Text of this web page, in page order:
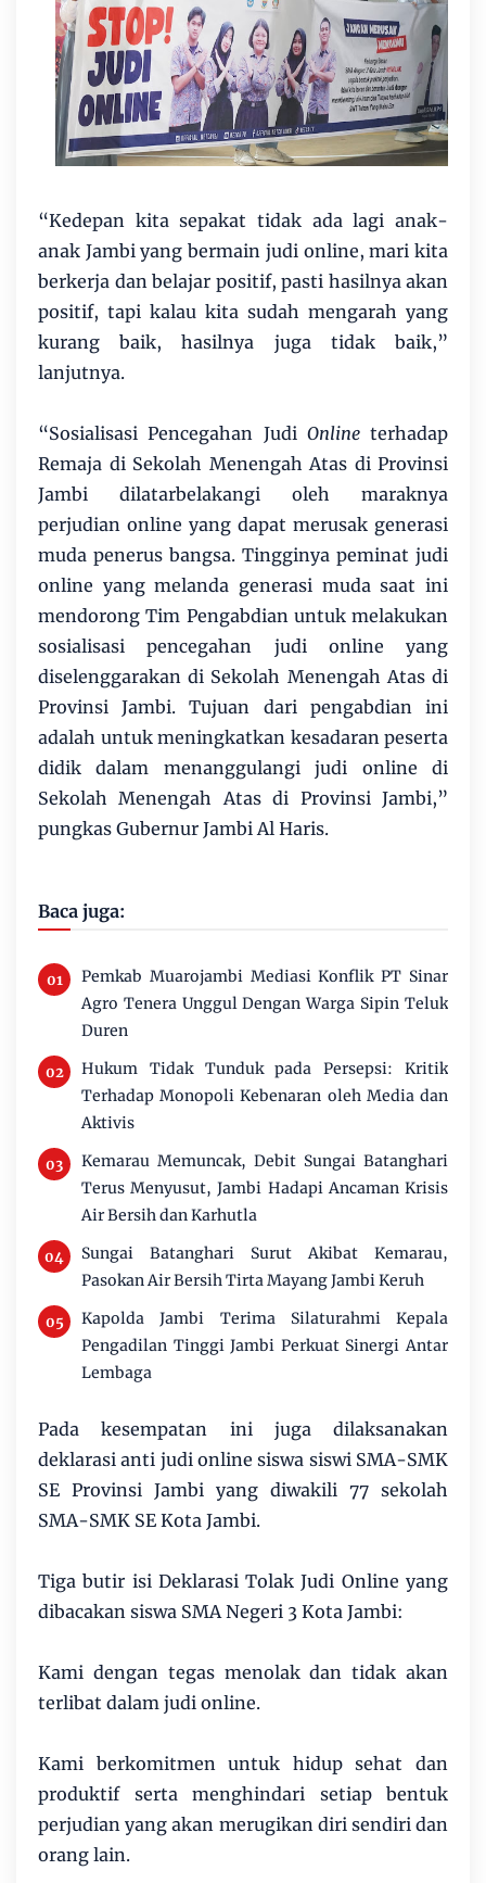
“Kedepan kita sepakat tidak ada lagi anak-
anak Jambi yang bermain judi online, mari kita
berkerja dan belajar positif, pasti hasilnya akan
positif, tapi kalau kita sudah mengarah yang
kurang baik, hasilnya juga tidak baik,”
lanjutnya.
“Sosialisasi Pencegahan JudiOnline terhadap
Remaja di Sekolah Menengah Atas di Provinsi
Jambi dilatarbelakangi oleh maraknya
perjudian online yang dapat merusak generasi
muda penerus bangsa. Tingginya peminat judi
online yang melanda generasi muda saat ini
mendorong Tim Pengabdian untuk melakukan
sosialisasi pencegahan judi online yang
diselenggarakan di Sekolah Menengah Atas di
Provinsi Jambi. Tujuan dari pengabdian ini
adalah untuk meningkatkan kesadaran peserta
didik dalam menanggulangi judi online di
Sekolah Menengah Atas di Provinsi Jambi,”
pungkas Gubernur Jambi Al Haris.
Baca juga:
Pemkab Muarojambi Mediasi Konflik PT Sinar
Agro Tenera Unggul Dengan Warga Sipin Teluk
Duren
Hukum Tidak Tunduk pada Persepsi: Kritik
Terhadap Monopoli Kebenaran oleh Media dan
Aktivis
Kemarau Memuncak, Debit Sungai Batanghari
Terus Menyusut, Jambi Hadapi Ancaman Krisis
Air Bersih dan Karhutla
Sungai Batanghari Surut Akibat Kemarau,
Pasokan Air Bersih Tirta Mayang Jambi Keruh
Kapolda Jambi Terima Silaturahmi Kepala
Pengadilan Tinggi Jambi Perkuat Sinergi Antar
Lembaga
Pada kesempatan ini juga dilaksanakan
deklarasi anti judi online siswa siswi SMA-SMK
SE Provinsi Jambi yang diwakili 77 sekolah
SMA-SMK SE Kota Jambi.
Tiga butir isi Deklarasi Tolak Judi Online yang
dibacakan siswa SMA Negeri 3 Kota Jambi:
Kami dengan tegas menolak dan tidak akan
terlibat dalam judi online.
Kami berkomitmen untuk hidup sehat dan
produktif serta menghindari setiap bentuk
perjudian yang akan merugikan diri sendiri dan
orang lain.